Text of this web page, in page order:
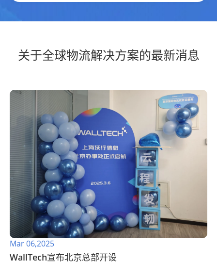
关于全球物流解决方案的最新消息
Mar 06,2025
WallTech宣布北京总部开设